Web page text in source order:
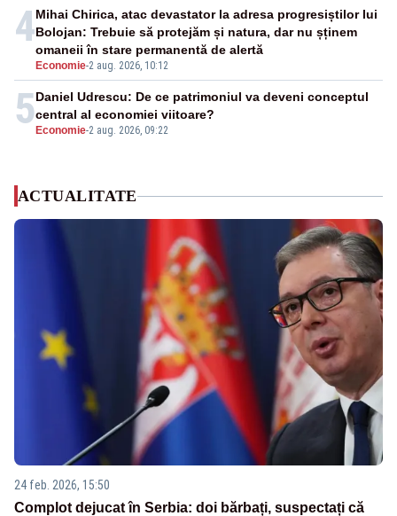
4
Economie-2 aug. 2026, 10:12
Mihai Chirica, atac devastator la adresa progresiștilor lui
Bolojan: Trebuie să protejăm și natura, dar nu șținem
omaneii în stare permanentă de alertă
5 Economie-2 aug. 2026, 09:22
Daniel Udrescu: De ce patrimoniul va deveni conceptul
central al economiei viitoare?
ACTUALITATE
24 feb. 2026, 15:50
Complot dejucat în Serbia: doi bărbați, suspectați că